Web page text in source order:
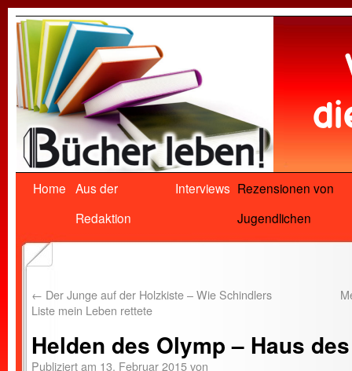
Home Aus der
Redaktion
Interviews Rezensionen von
Jugendlichen
← Der Junge auf der Holzkiste – Wie Schindlers
Liste mein Leben rettete
Helden des Olymp – Haus
Publiziert am 13. Februar 2015von